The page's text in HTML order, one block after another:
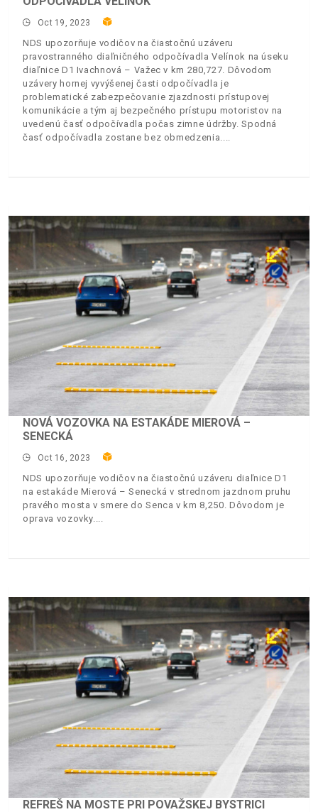
Oct 19, 2023
NDS upozorňuje vodičov na čiastočnú uzáveru
pravostranného diaľničného odpočívadla Velínok na úseku
diaľnice D1 Ivachnová – Važec v km 280,727. Dôvodom
uzávery hornej vyvýšenej časti odpočívadla je
problematické zabezpečovanie zjazdnosti prístupovej
komunikácie a tým aj bezpečného prístupu motoristov na
uvedenú časť odpočívadla počas zimne údržby. Spodná
časť odpočívadla zostane bez obmedzenia.
NOVÁ VOZOVKA NA ESTAKÁDE MIEROVÁ –
SENECKÁ
Oct 16, 2023
NDS upozorňuje vodičov na čiastočnú uzáveru diaľnice D1
na estakáde Mierová – Senecká v strednom jazdnom pruhu
pravého mosta v smere do Senca v km 8,250. Dôvodom je
oprava vozovky.
REFREŠ NA MOSTE PRI POVAŽSKEJ BYSTRICI